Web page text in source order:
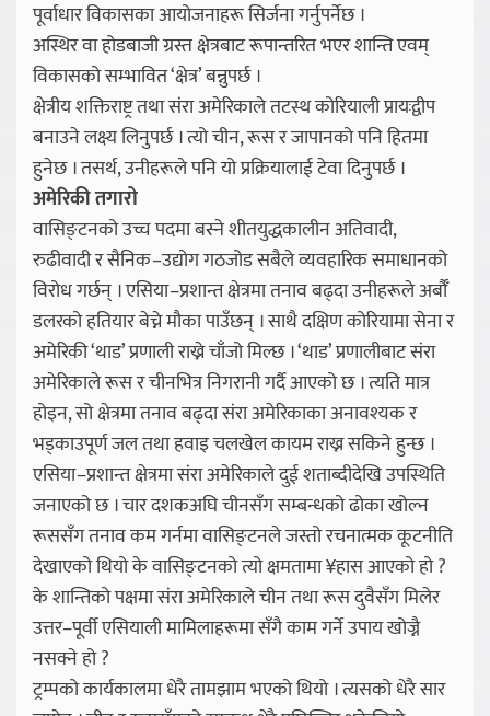
पूर्वाधार विकासका आयोजनाहरू सिर्जना गर्नुपर्नेछ ।
अस्थिर वा होडबाजी ग्रस्त क्षेत्रबाट रूपान्तरित भएर शान्ति एवम्
विकासको सम्भावित ‘क्षेत्र’ बन्नुपर्छ ।
क्षेत्रीय शक्तिराष्ट्र तथा संरा अमेरिकाले तटस्थ कोरियाली प्रायःद्वीप
बनाउने लक्ष्य लिनुपर्छ । त्यो चीन, रूस र जापानको पनि हितमा
हुनेछ । तसर्थ, उनीहरूले पनि यो प्रक्रियालाई टेवा दिनुपर्छ ।
अमेरिकी तगारो
वासिङ्टनको उच्च पदमा बस्ने शीतयुद्धकालीन अतिवादी,
रुढीवादी र सैनिक–उद्योग गठजोड सबैले व्यवहारिक समाधानको
विरोध गर्छन् । एसिया–प्रशान्त क्षेत्रमा तनाव बढ्दा उनीहरूले अर्बौँ
डलरको हतियार बेच्ने मौका पाउँछन् । साथै दक्षिण कोरियामा सेना र
अमेरिकी ‘थाड’ प्रणाली राख्ने चाँजो मिल्छ । ‘थाड’ प्रणालीबाट संरा
अमेरिकाले रूस र चीनभित्र निगरानी गर्दै आएको छ । त्यति मात्र
होइन, सो क्षेत्रमा तनाव बढ्दा संरा अमेरिकाका अनावश्यक र
भड्काउपूर्ण जल तथा हवाइ चलखेल कायम राख्न सकिने हुन्छ ।
एसिया–प्रशान्त क्षेत्रमा संरा अमेरिकाले दुई शताब्दीदेखि उपस्थिति
जनाएको छ । चार दशकअघि चीनसँग सम्बन्धको ढोका खोल्न
रूससँग तनाव कम गर्नमा वासिङ्टनले जस्तो रचनात्मक कूटनीति
देखाएको थियो के वासिङ्टनको त्यो क्षमतामा ¥हास आएको हो ?
के शान्तिको पक्षमा संरा अमेरिकाले चीन तथा रूस दुवैसँग मिलेर
उत्तर–पूर्वी एसियाली मामिलाहरूमा सँगै काम गर्ने उपाय खोज्नै
नसक्ने हो ?
ट्रम्पको कार्यकालमा धेरै तामझाम भएको थियो । त्यसको धेरै सार